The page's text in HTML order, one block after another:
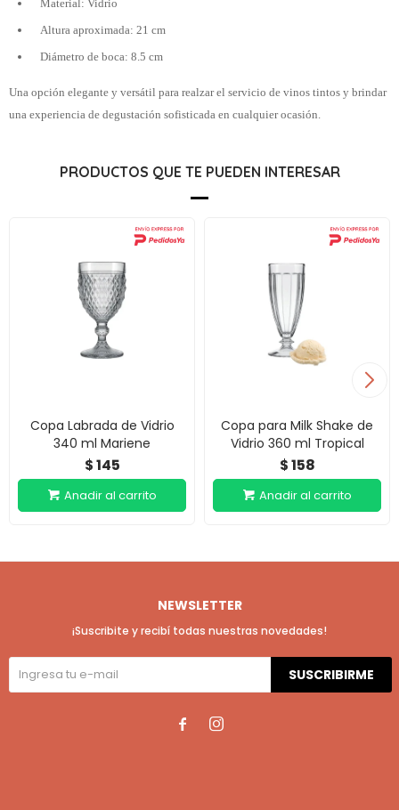
Material: Vidrio
Altura aproximada: 21 cm
Diámetro de boca: 8.5 cm
Una opción elegante y versátil para realzar el servicio de vinos tintos y brindar
una experiencia de degustación sofisticada en cualquier ocasión.
PRODUCTOS QUE TE PUEDEN INTERESAR
Copa Labrada de Vidrio
340 ml Mariene
$145
Copa para Milk Shake de
Vidrio 360 ml Tropical
$158
NEWSLETTER
¡Suscribite y recibí todas nuestras novedades!
SUSCRIBIRME
 